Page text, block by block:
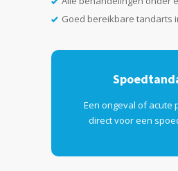
Goed bereikbare tandarts
Een ongeval of acute
direct voor een